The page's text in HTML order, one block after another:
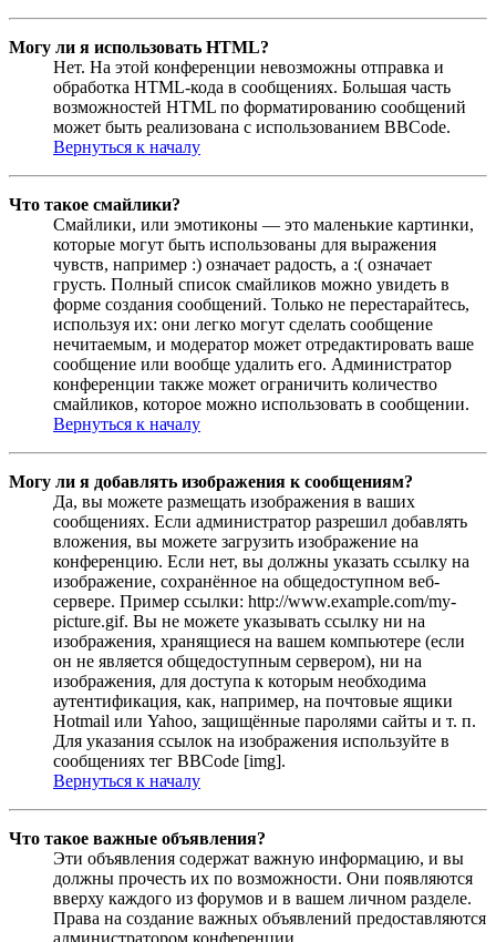
Могу ли я использовать HTML?
Нет. На этой конференции невозможны отправка и
обработка HTML-кода в сообщениях. Большая часть
возможностей HTML по форматированию сообщений
может быть реализована с использованием BBCode.
Вернуться к началу
Что такое смайлики?
Смайлики, или эмотиконы — это маленькие картинки,
которые могут быть использованы для выражения
чувств, например :) означает радость, а :( означает
грусть. Полный список смайликов можно увидеть в
форме создания сообщений. Только не перестарайтесь,
используя их: они легко могут сделать сообщение
нечитаемым, и модератор может отредактировать ваше
сообщение или вообще удалить его. Администратор
конференции также может ограничить количество
смайликов, которое можно использовать в сообщении.
Вернуться к началу
Могу ли я добавлять изображения к сообщениям?
Да, вы можете размещать изображения в ваших
сообщениях. Если администратор разрешил добавлять
вложения, вы можете загрузить изображение на
конференцию. Если нет, вы должны указать ссылку на
изображение, сохранённое на общедоступном веб-
сервере. Пример ссылки: http://www.example.com/my-
picture.gif. Вы не можете указывать ссылку ни на
изображения, хранящиеся на вашем компьютере (если
он не является общедоступным сервером), ни на
изображения, для доступа к которым необходима
аутентификация, как, например, на почтовые ящики
Hotmail или Yahoo, защищённые паролями сайты и т. п.
Для указания ссылок на изображения используйте в
сообщениях тег BBCode [img].
Вернуться к началу
Что такое важные объявления?
Эти объявления содержат важную информацию, и вы
должны прочесть их по возможности. Они появляются
вверху каждого из форумов и в вашем личном разделе.
Права на создание важных объявлений предоставляются
администратором конференции.